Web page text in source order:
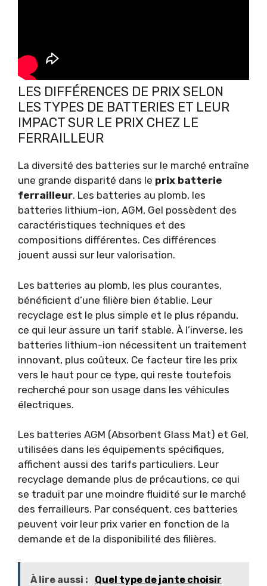
LES DIFFÉRENCES DE PRIX SELON
LES TYPES DE BATTERIES ET LEUR
IMPACT SUR LE PRIX CHEZ LE
FERRAILLEUR
La diversité des batteries sur le marché entraîne
une grande disparité dans le prix batterie
ferrailleur. Les batteries au plomb, les
batteries lithium-ion, AGM, Gel possèdent des
caractéristiques techniques et des
compositions différentes. Ces différences
jouent aussi sur leur valorisation.
Les batteries au plomb, les plus courantes,
bénéficient d’une filière bien établie. Leur
recyclage est le plus simple et le plus répandu,
ce qui leur assure un tarif stable. À l’inverse, les
batteries lithium-ion nécessitent un traitement
innovant, plus coûteux. Ce facteur tire les prix
vers le haut pour ce type, qui reste toutefois
recherché pour son usage dans les véhicules
électriques.
Les batteries AGM (Absorbent Glass Mat) et Gel,
utilisées dans les équipements spécifiques,
affichent aussi des tarifs particuliers. Leur
recyclage demande plus de précautions, ce qui
se traduit par une moindre fluidité sur le marché
des ferrailleurs. Par conséquent, ces batteries
peuvent voir leur prix varier en fonction de la
demande et de la disponibilité des filières.
À lire aussi :
Quel type de jante choisir